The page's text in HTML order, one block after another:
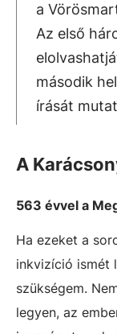
a
Az első
második
írását
A
563 évvel a
Ha ezeket a
inkvizíció ismét
szükségem.
legyen, az